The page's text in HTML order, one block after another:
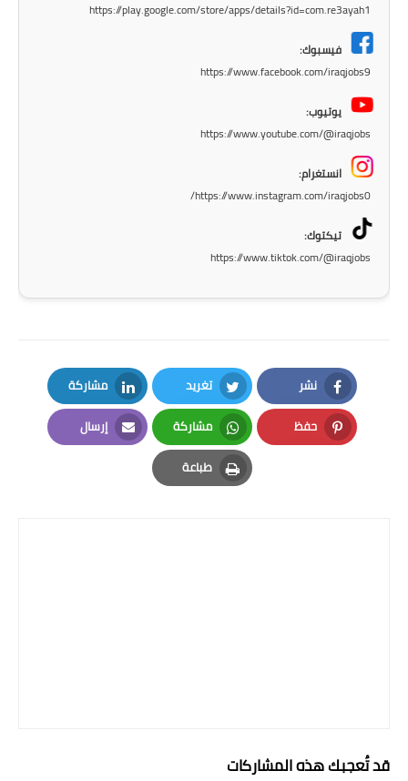
المرحلة الابتدائية
نتائج القبول المركزي
العطل
صحة وطب
فن ومشاهير
العامة
https://play.google.com/store/apps/details?id=com.re3ayah1
فيسبوك:
https://www.facebook.com/iraqjobs9
يوتيوب:
https://www.youtube.com/@iraqjobs
انستغرام:
https://www.instagram.com/iraqjobs0/
تيكتوك:
https://www.tiktok.com/@iraqjobs
نشر
Facebook
تغريد
Twitter
مشاركة
LinkedIn
حفظ
Pinterest
مشاركة
Whatsapp
إرسال
Email
طباعة
Print
قد تُعجبك هذه المشاركات